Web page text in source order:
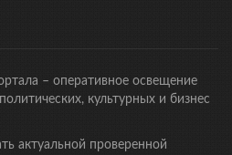
– оперативное освещение
культурных и бизнес
актуальной проверенной